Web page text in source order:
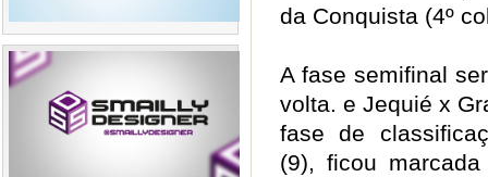
da Conquista (4º
A fase semifinal
volta. e Jequié x
fase de
(9), ficou